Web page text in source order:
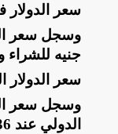
سعر الدولار
جنيه للشراء ونحو 47.49
سعر الدولار
وسجل سعر